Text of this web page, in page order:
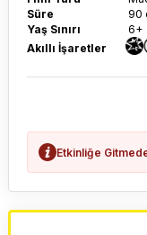
Süre
90
Yaş Sınırı
6+
Akıllı İşaretler
Etkinliğe